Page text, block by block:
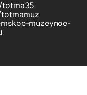
muzeynoe-